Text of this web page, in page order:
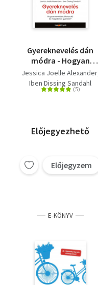
Gyereknevelés dán
módra - Hogyan
neveljünk életrevaló és
magabiztos gyereket?
Jessica Joelle Alexander
Iben Dissing Sandahl
Előjegyezhető
Előjegyzem
E-KÖNYV